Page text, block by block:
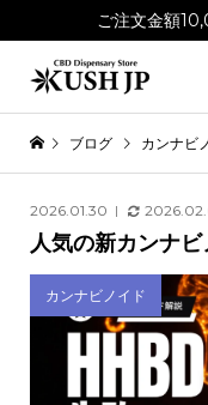
ご注文金額
ブログ カンナビ
2026.01.30
人気の新カンナ
カンナビノイド